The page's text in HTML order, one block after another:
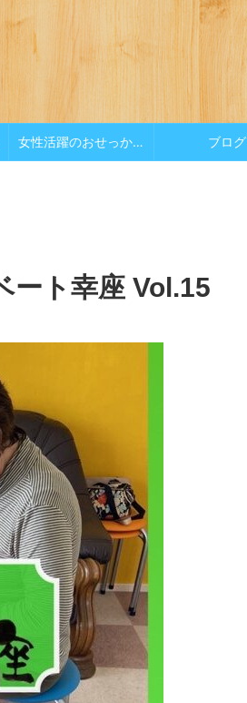
女性活躍のおせっかい ブログ
ト幸座 Vol.15